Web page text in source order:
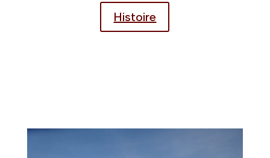
Histoire